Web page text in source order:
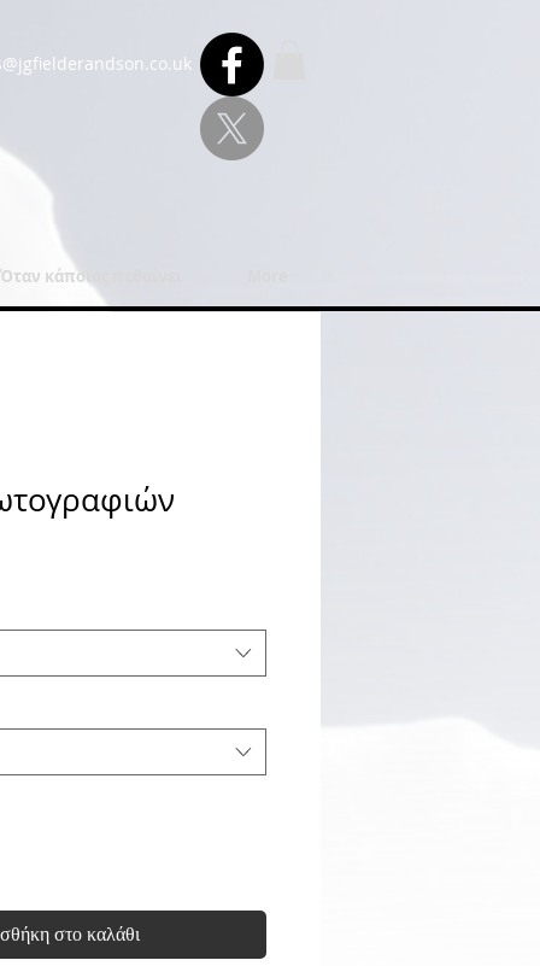
Όταν κάποιος πεθαίνει
στο καλάθι